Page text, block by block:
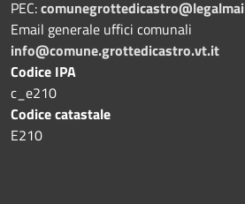
PEC:
Email generale uffici comunali
info@comune.grottedicastro.vt.it
Codice IPA
c_e210
Codice catastale
E210